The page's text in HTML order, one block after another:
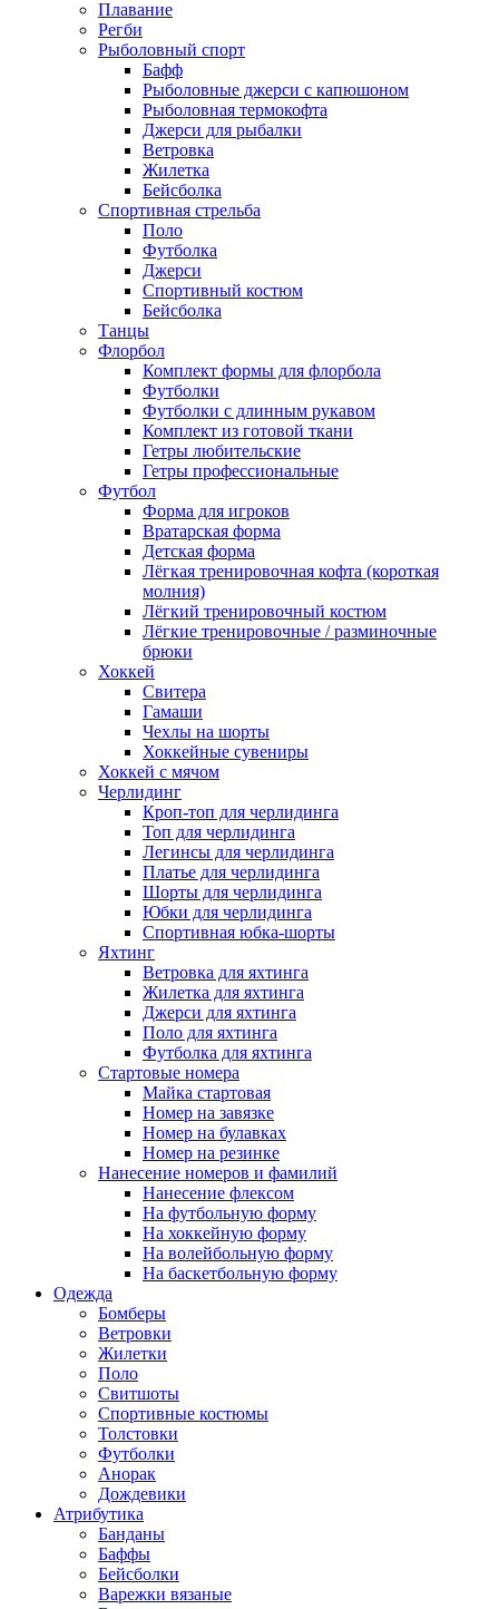
Плавание
Регби
Рыболовный спорт
Бафф
Рыболовные джерси с капюшоном
Рыболовная термокофта
Джерси для рыбалки
Ветровка
Жилетка
Бейсболка
Спортивная стрельба
Поло
Футболка
Джерси
Спортивный костюм
Бейсболка
Танцы
Флорбол
Комплект формы для флорбола
Футболки
Футболки с длинным рукавом
Комплект из готовой ткани
Гетры любительские
Гетры профессиональные
Футбол
Форма для игроков
Вратарская форма
Детская форма
Лёгкая тренировочная кофта (короткая
молния)
Лёгкий тренировочный костюм
Лёгкие тренировочные / разминочные
брюки
Хоккей
Свитера
Гамаши
Чехлы на шорты
Хоккейные сувениры
Хоккей с мячом
Черлидинг
Кроп-топ для черлидинга
Топ для черлидинга
Легинсы для черлидинга
Платье для черлидинга
Шорты для черлидинга
Юбки для черлидинга
Спортивная юбка-шорты
Яхтинг
Ветровка для яхтинга
Жилетка для яхтинга
Джерси для яхтинга
Поло для яхтинга
Футболка для яхтинга
Стартовые номера
Майка стартовая
Номер на завязке
Номер на булавках
Номер на резинке
Нанесение номеров и фамилий
Нанесение флексом
На футбольную форму
На хоккейную форму
На волейбольную форму
На баскетбольную форму
Одежда
Бомберы
Ветровки
Жилетки
Поло
Свитшоты
Спортивные костюмы
Толстовки
Футболки
Анорак
Дождевики
Атрибутика
Банданы
Баффы
Бейсболки
Варежки вязаные